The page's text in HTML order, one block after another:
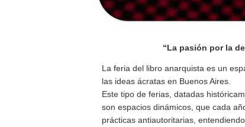
“La pasión por la
La feria del libro anarquista es un
las ideas ácratas en Buenos Aires.
Este tipo de ferias, datadas
son espacios dinámicos, que cada
prácticas antiautoritarias,